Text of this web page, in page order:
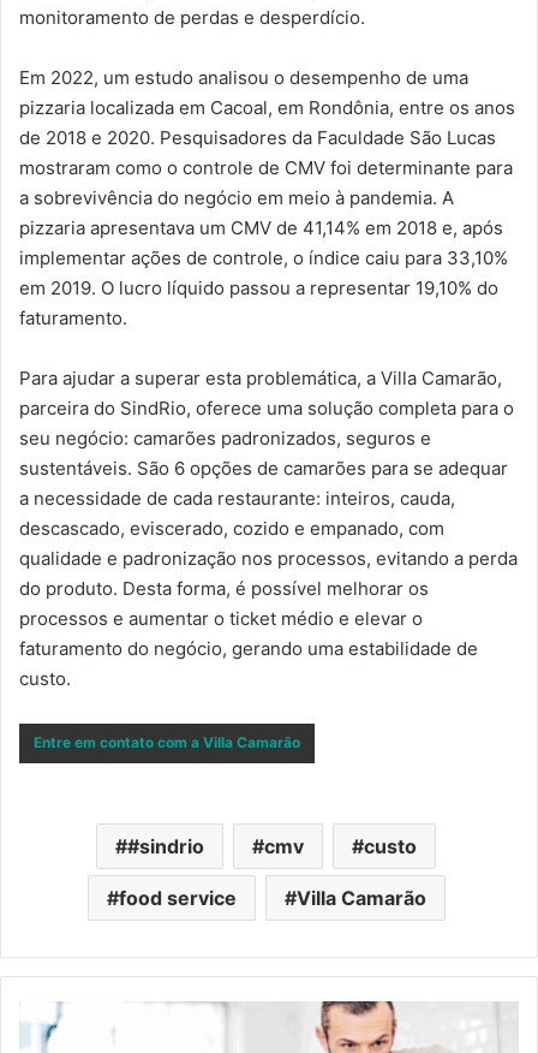
monitoramento de perdas e desperdício.
Em 2022, um estudo analisou o desempenho de uma
pizzaria localizada em Cacoal, em Rondônia, entre os anos
de 2018 e 2020. Pesquisadores da Faculdade São Lucas
mostraram como o controle de CMV foi determinante para
a sobrevivência do negócio em meio à pandemia. A
pizzaria apresentava um CMV de 41,14% em 2018 e, após
implementar ações de controle, o índice caiu para 33,10%
em 2019. O lucro líquido passou a representar 19,10% do
faturamento.
Para ajudar a superar esta problemática, a Villa Camarão,
parceira do SindRio, oferece uma solução completa para o
seu negócio: camarões padronizados, seguros e
sustentáveis. São 6 opções de camarões para se adequar
a necessidade de cada restaurante: inteiros, cauda,
descascado, eviscerado, cozido e empanado, com
qualidade e padronização nos processos, evitando a perda
do produto. Desta forma, é possível melhorar os
processos e aumentar o ticket médio e elevar o
faturamento do negócio, gerando uma estabilidade de
custo.
Entre em contato com a Villa Camarão
#sindrio cmv custo
food service Villa Camarão
Restrições